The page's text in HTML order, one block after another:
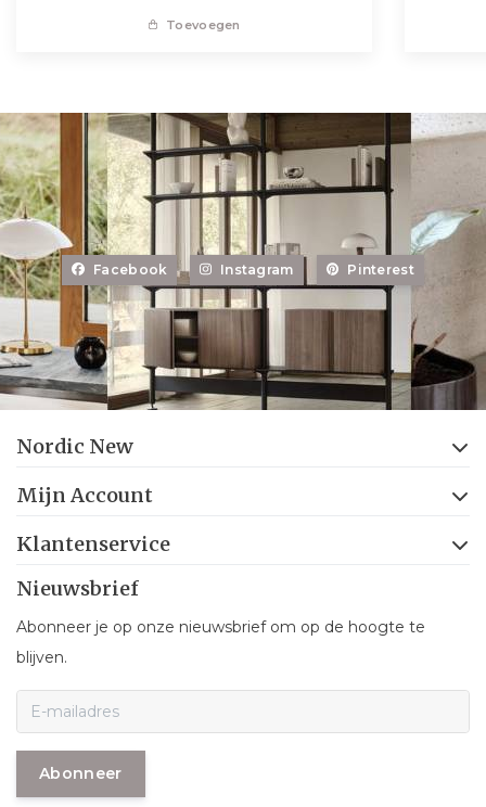
Toevoegen
Facebook Instagram Pinterest
Nordic New
Mijn Account
Klantenservice
Nieuwsbrief
Abonneer je op onze nieuwsbrief om op de hoogte te
blijven.
Abonneer